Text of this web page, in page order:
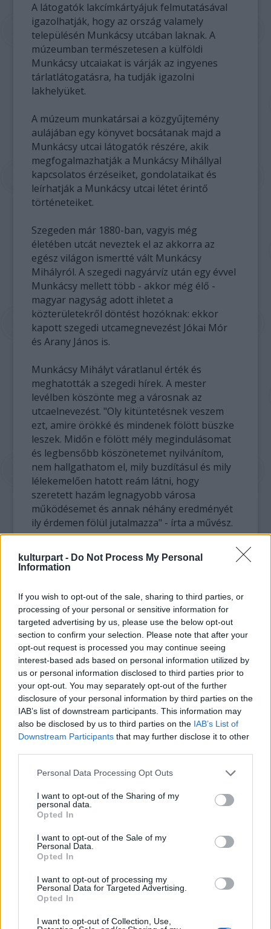
kulturpart - Do Not Process My Personal
Information
If you wish to opt-out of the sale, sharing to third parties, or
processing of your personal or sensitive information for
targeted advertising by us, please use the below opt-out
section to confirm your selection. Please note that after your
opt-out request is processed you may continue seeing
interest-based ads based on personal information utilized by
us or personal information disclosed to third parties prior to
your opt-out. You may separately opt-out of the further
disclosure of your personal information by third parties on the
IAB’s list of downstream participants. This information may
also be disclosed by us to third parties on the IAB’s List of
Downstream Participants that may further disclose it to other
Please note that this website/app uses one or more Google
not limited to your visit or usage behaviour. You may click to
grant or deny consent to Google and its third-party tags to
use your data for below specified purposes in below Google
consent section.
Personal Data Processing Opt Outs
I want to opt-out of the Sharing of my
personal data.
Opted In
I want to opt-out of the Sale of my
Personal Data.
Opted In
I want to opt-out of processing my
Personal Data for Targeted Advertising.
Opted In
I want to opt-out of Collection, Use,
A látogatók lakcímkártyájuk felmutatásával
igazolhatják, hogy az ország valamely
településén Munkácsy utcában laknak. A
múzeumban természetesen a külföldi
Munkácsy utcaiakat is várják az ingyenes
tárlatlátogatásra, ha tudják igazolni
lakhelyüket.
A múzeum munkatársai a közgyűjtemény
aulájában egy könyvet bocsátanak majd a
Munkácsy utcai látogatók részére, akik
megfogalmazhatják a Munkácsy Mihállyal
kapcsolatos érzéseiket, gondolataikat és
leírhatják a Munkácsy utcai létet érintő
történeteiket.
Szegeden már 1880-ban, vagyis még
életében utcát neveztek el az akkorra az
egész világon ismertté vált Munkácsy
Mihályról. A szegedi nagyárvíz után egy évvel
Munkácsy mellett több - akkor még élő -
magyar nagyság adott ihletet a
közterületekről döntést hozóknak: ekkor
kapott szegedi utcamegnevezést Jókai Mór
és Arany János is.
Munkácsy Mihályt váratlanul érték és
meghatották a szegedi hírek. A mester
levélben köszönte meg a városnak az
utcaelnevezést. "Oly kitüntetésnek veszem
ezt, amire örökké és mindenek fölött büszke
leszek. Midőn e fölött mély megindulásomat
és legbensőbb köszönetemet nyilvánítom,
nem hallgathatom el, mily buzdításul és mily
lélekemelően hatott reám látni, hogy
szeretett hazám legnagyobb városa
működésemet és annak néhány eredményét
ily érdemen fölül jutalmazza" - írta a művész.
Számos településen Munkácsy Mihály halála
alkotóról; Makó városa például még a
haláleset évében döntött így, Zalaegerszeg
Kiskunfélegyháza 1929-ben, Szombathely
pedig 1950-ben nevezett el utcát